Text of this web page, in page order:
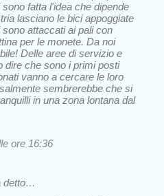
fatta l'idea che dipende
lasciano le bici appoggiate
attaccati ai pali con
per le monete. Da noi
Delle aree di servizio e
dire che sono i primi posti
vanno a cercare le loro
sembrerebbe che si
in una zona lontana dal
ore 16:36
detto…